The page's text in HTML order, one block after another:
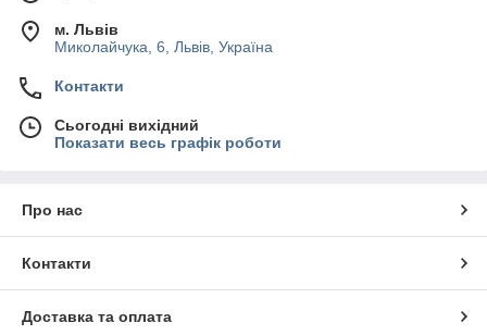
м. Львів
Миколайчука, 6, Львів, Україна
Контакти
Сьогодні вихідний
Показати весь графік роботи
Про нас
Контакти
Доставка та оплата